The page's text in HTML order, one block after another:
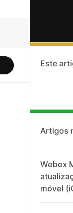
Este
Artigos
Webex
móvel